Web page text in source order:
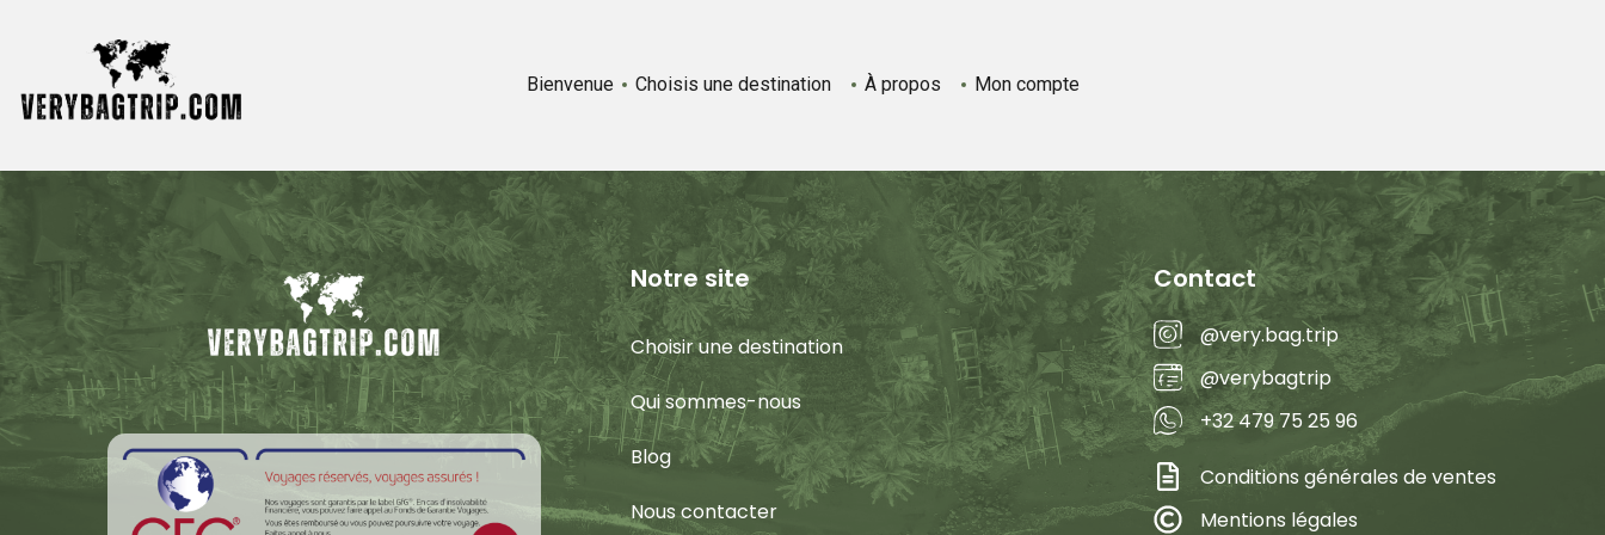
Bienvenue Choisis une destination À propos Mon compte
Notre site
Choisir une destination
Qui sommes-nous
Blog
Nous contacter
Contact
@very.bag.trip
@verybagtrip
+32 479 75 25 96
Conditions générales de ventes
Mentions légales